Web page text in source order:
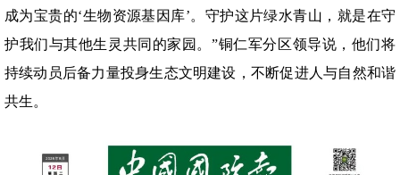
成为宝贵的‘生物资源基因库’。守护这片绿水青山，就是在守
护我们与其他生灵共同的家园。”铜仁军分区领导说，他们将
持续动员后备力量投身生态文明建设，不断促进人与自然和谐
共生。